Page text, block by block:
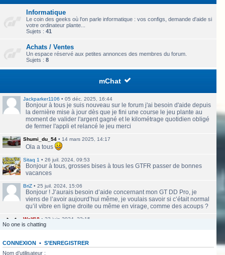
Informatique
Le coin des geeks où l'on parle informatique : vos configs, demande d'aide si
votre ordinateur plante...
Sujets : 41
Achats / Ventes
Un espace réservé aux petites annonces des membres du forum.
Sujets : 8
mChat
Jackparker1106 • 05 déc. 2025, 16:44
Bonjour à tous je suis nouveau sur le forum j'ai besoin d'aide depuis
la dernière mise à jour dès que je fini une course le jeu plante au
moment de valider l'argent gagné et le kilométrage quotidien obligé
de fermer l'appli et relancé le jeu merci
Shumi_du_54 • 14 mars 2025, 14:17
Ola a tous
Sitaq 1 • 26 juil. 2024, 09:53
Bonjour à tous, grosses bises à tous les GTFR passer de bonnes
vacances
BriZ • 25 juil. 2024, 15:06
Bonjour ! J’aurais besoin d’aide concernant mon GT DD Pro, je
viens de l’avoir aujourd’hui même, je voulais savoir si c’était normal
qu’il vibre en ligne droite ou même en virage, comme des acoups ?
Wolf18 • 23 juin 2024, 22:15
Le site a l'air de nouveau actif
labbethoven• 22 mars 2024, 16:12
Salut Jero, merci de ta réponse je vais faire ça
No one is chatting
CONNEXION • S’ENREGISTRER
Nom d’utilisateur :